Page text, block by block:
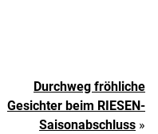
Durchweg fröhliche
Gesichter beim RIESEN-
Saisonabschluss »